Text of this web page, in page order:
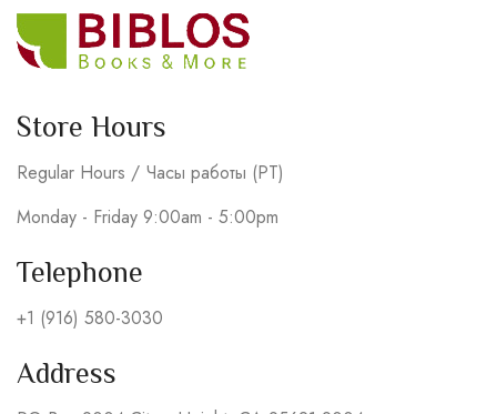
Store Hours
Regular Hours / Часы работы (PT)
Monday - Friday 9:00am - 5:00pm
Telephone
+1 (916) 580-3030
Address